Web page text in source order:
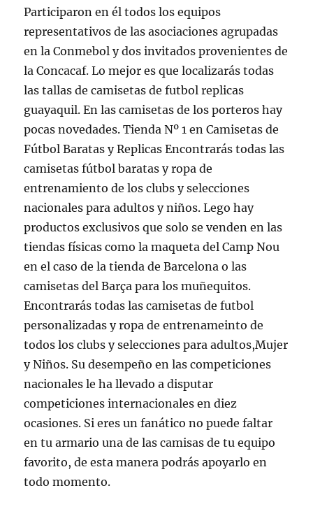
Participaron en él todos los equipos
representativos de las asociaciones agrupadas
en la Conmebol y dos invitados provenientes de
la Concacaf. Lo mejor es que localizarás todas
las tallas de camisetas de futbol replicas
guayaquil. En las camisetas de los porteros hay
pocas novedades. Tienda Nº 1 en Camisetas de
Fútbol Baratas y Replicas Encontrarás todas las
camisetas fútbol baratas y ropa de
entrenamiento de los clubs y selecciones
nacionales para adultos y niños. Lego hay
productos exclusivos que solo se venden en las
tiendas físicas como la maqueta del Camp Nou
en el caso de la tienda de Barcelona o las
camisetas del Barça para los muñequitos.
Encontrarás todas las camisetas de futbol
personalizadas y ropa de entrenameinto de
todos los clubs y selecciones para adultos,Mujer
y Niños. Su desempeño en las competiciones
nacionales le ha llevado a disputar
competiciones internacionales en diez
ocasiones. Si eres un fanático no puede faltar
en tu armario una de las camisas de tu equipo
favorito, de esta manera podrás apoyarlo en
todo momento.